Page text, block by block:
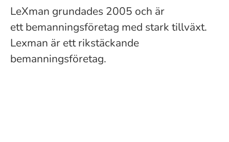
LeXman grundades 2005 och är
ett bemanningsföretag med stark tillväxt.
Lexman är ett rikstäckande
bemanningsföretag.